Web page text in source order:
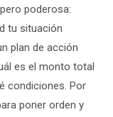
poderosa:
tu situación
plan de acción
es el monto total
condiciones. Por
poner orden y